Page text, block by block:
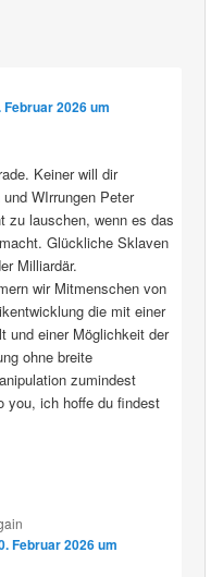
Februar 2026 um
Keiner will dir
WIrrungen Peter
zu lauschen, wenn es das
Glückliche Sklaven
Milliardär.
wir Mitmenschen von
die mit einer
und einer Möglichkeit der
ohne breite
zumindest
you, ich hoffe du findest
Februar 2026 um